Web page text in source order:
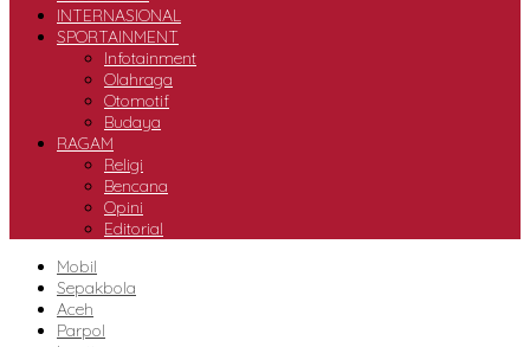
INTERNASIONAL
SPORTAINMENT
Infotainment
Olahraga
Otomotif
Budaya
RAGAM
Religi
Bencana
Opini
Editorial
Mobil
Sepakbola
Aceh
Parpol